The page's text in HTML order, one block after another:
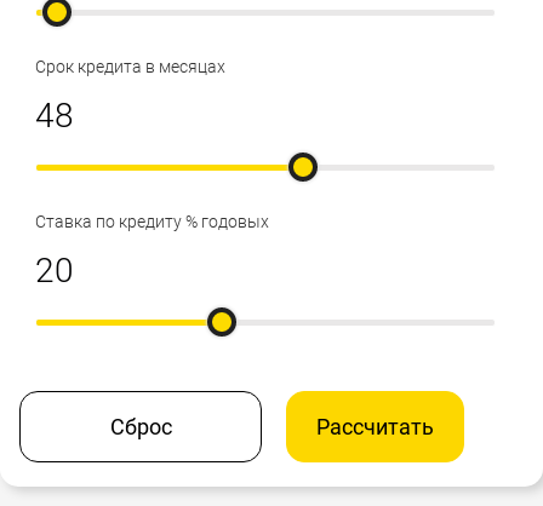
Срок кредита в месяцах
Ставка по кредиту % годовых
Сброс Рассчитать